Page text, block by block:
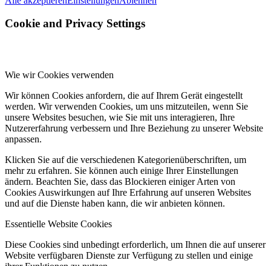
Cookie and Privacy Settings
Wie wir Cookies verwenden
Wir können Cookies anfordern, die auf Ihrem Gerät eingestellt
werden. Wir verwenden Cookies, um uns mitzuteilen, wenn Sie
unsere Websites besuchen, wie Sie mit uns interagieren, Ihre
Nutzererfahrung verbessern und Ihre Beziehung zu unserer Website
anpassen.
Klicken Sie auf die verschiedenen Kategorienüberschriften, um
mehr zu erfahren. Sie können auch einige Ihrer Einstellungen
ändern. Beachten Sie, dass das Blockieren einiger Arten von
Cookies Auswirkungen auf Ihre Erfahrung auf unseren Websites
und auf die Dienste haben kann, die wir anbieten können.
Essentielle Website Cookies
Diese Cookies sind unbedingt erforderlich, um Ihnen die auf unserer
Website verfügbaren Dienste zur Verfügung zu stellen und einige